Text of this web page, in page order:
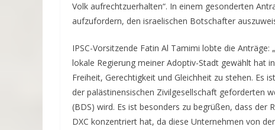
Volk aufrechtzuerhalten“. In einem gesonderten
aufzufordern, den israelischen Botschafter
IPSC-Vorsitzende Fatin Al Tamimi lobte die
lokale Regierung meiner Adoptiv-Stadt gewählt hat
Freiheit, Gerechtigkeit und Gleichheit zu stehen. Es
der palästinensischen Zivilgesellschaft geforderten
(BDS) wird. Es ist besonders zu begrüßen, dass der
DXC konzentriert hat, da diese Unternehmen von